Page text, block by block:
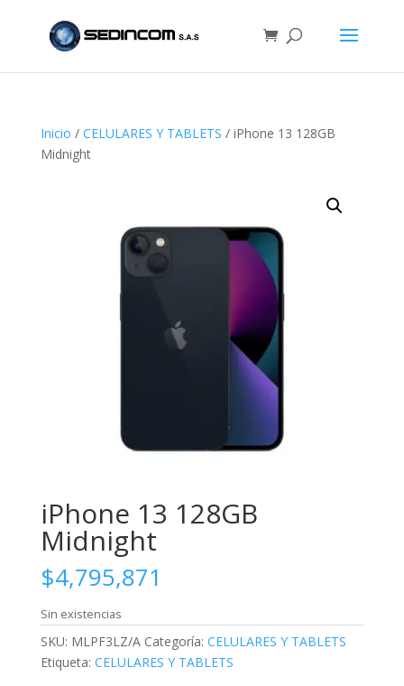
Inicio / CELULARES Y TABLETS / iPhone 13 128GB
Midnight
iPhone 13 128GB
Midnight
$4,795,871
Sin existencias
SKU: MLPF3LZ/A Categoría: CELULARES Y TABLETS
Etiqueta: CELULARES Y TABLETS